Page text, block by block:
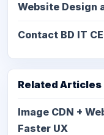
Website Design
Contact BD IT
Related Articles
Image CDN +
Faster UX